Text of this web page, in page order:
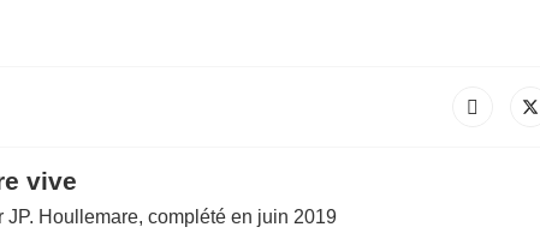
vive
Houllemare, complété en juin 2019